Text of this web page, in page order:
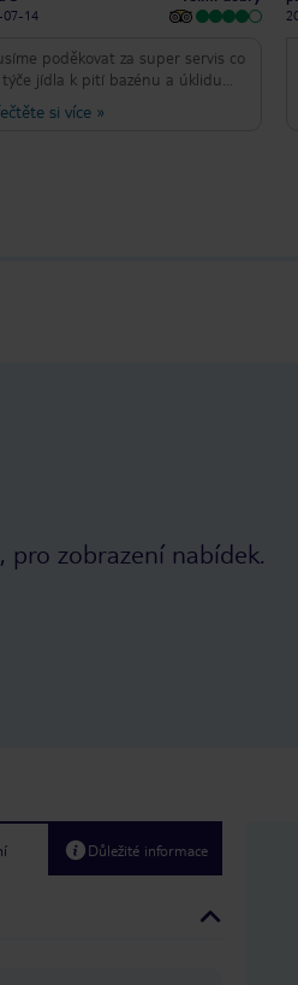
07-14
poděkovat za super servis co
týče jídla k pití bazénu a úklidu
jsme pokoj komfort po
v roce 2026 která pořád
si více»
, pro zobrazení nabídek.
Důležité informace